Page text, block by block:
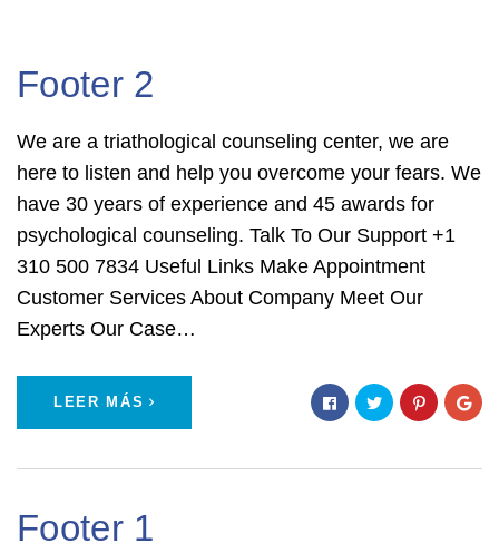
Footer 2
We are a triathological counseling center, we are
here to listen and help you overcome your fears. We
have 30 years of experience and 45 awards for
psychological counseling. Talk To Our Support +1
310 500 7834 Useful Links Make Appointment
Customer Services About Company Meet Our
Experts Our Case…
LEER MÁS
Footer 1